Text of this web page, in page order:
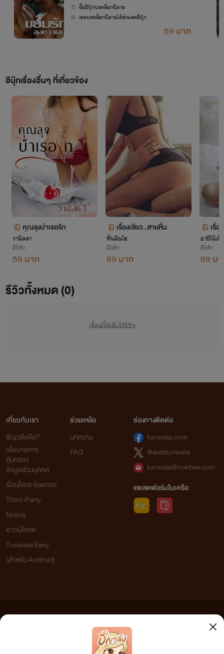
59 บาท
ซื้ออีบุ๊กปลดล็อกนิยาย
เคยปลดล็อกนิยายได้ส่วนลดอีบุ๊ก
อีบุ๊กเรื่องอื่นๆ ที่เกี่ยวข้อง
คุณลุงบำเรอรัก
วานิลลา
อีโรติก
59 บาท
เรื่องเสียว..สายหื่น
หื่นมินโฮ
อีโรติก
89 บาท
เรื่อ
อายิโน๊ะโ
อีโรติก
89 บ
รีวิวทั้งหมด (0)
เรื่องนี้ยังไม่มีรีวิว
เกี่ยวกับเรา
ธัญวลัยคือ?
นโยบายการ
คุ้มครอง
ข้อมูลส่วนบุคคล
เงื่อนไขและข้อตกลง
Third-Party
Notice
ดาวน์โหลด
Tunwalai Easy
(สำหรับ Android)
ช่วยเหลือ
บทความ
FAQ
ช่องทางติดต่อ
tunwalai.com
@webtunwalai
tunwalai@ookbee.com
แพลตฟอร์มในเครือ
เว็บไซต์แห่งนี้ไม่ได้เห็นด้วยและไม่ขอรับผิดชอบต่อข้อความใดๆ ทั้งสิ้น ดังนั้นผู้อ่านทุกท่านโปรดใช้
วิจารณญาณในการกลั่นกรองด้วยตนเอง และหากท่านพบข้อความใดๆ ที่ขัดต่อกฎหมายและศีลธรรม